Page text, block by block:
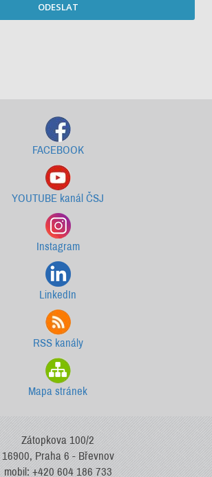
ODESLAT
FACEBOOK
YOUTUBE kanál ČSJ
Instagram
LinkedIn
RSS kanály
Mapa stránek
Zátopkova 100/2
16900, Praha 6 - Břevnov
mobil: +420 604 186 733